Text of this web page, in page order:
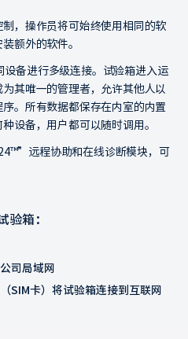
，操作员将可始终使用相同的软
额外的软件。
备进行多级连接。试验箱进入运
其唯一的管理者，允许其他人以
。所有数据都保存在内室的内置
设备，用户都可以随时调用。
远程协助和在线诊断模块，可
验箱：
司局域网
SIM卡）将试验箱连接到互联网